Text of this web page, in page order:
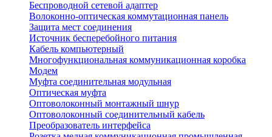
Беспроводной сетевой адаптер
Волоконно-оптическая коммутационная панель
Защита мест соединения
Источник бесперебойного питания
Кабель компьютерный
Многофункциональная коммуникационная коробка
Модем
Муфта соединительная модульная
Оптическая муфта
Оптоволоконный монтажный шнур
Оптоволоконный соединительный кабель
Преобразователь интерфейса